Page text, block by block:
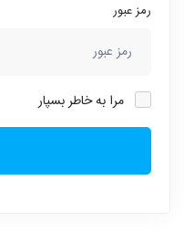
رمز عبور
مرا به خاطر بسپار